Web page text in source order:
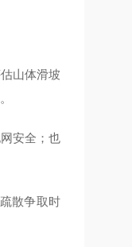
山体滑坡
安全；也
散争取时